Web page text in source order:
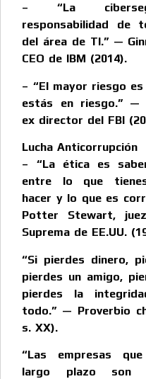
– “La
responsabilidad de
del área de TI.” —
CEO de IBM (2014).
– “El mayor riesgo
estás en riesgo.” —
ex director del FBI
Lucha Anticorrupción
– “La ética es
entre lo que
hacer y lo que es
Potter Stewart,
Suprema de EE.UU.
“Si pierdes dinero,
pierdes un amigo,
pierdes la
todo.” — Proverbio
s. XX).
“Las empresas
largo plazo son